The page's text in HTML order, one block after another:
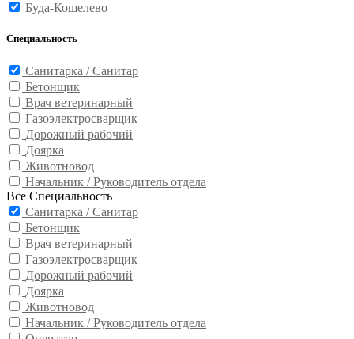
Буда-Кошелево
Специальность
Санитарка / Санитар
Бетонщик
Врач ветеринарный
Газоэлектросварщик
Дорожный рабочий
Доярка
Животновод
Начальник / Руководитель отдела
Все Специальность
Санитарка / Санитар
Бетонщик
Врач ветеринарный
Газоэлектросварщик
Дорожный рабочий
Доярка
Животновод
Начальник / Руководитель отдела